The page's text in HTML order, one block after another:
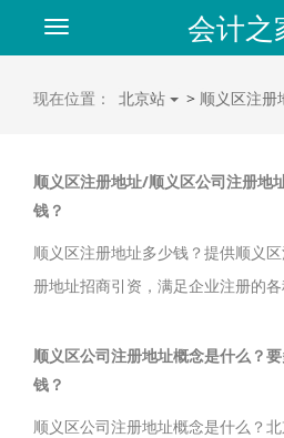
Toggle
navigation
会计之
现在位置： 北京站 > 顺义区注册
顺义区注册地址/顺义区公司注册地
钱？
顺义区注册地址多少钱？提供顺义
册地址招商引资，满足企业注册的
顺义区公司注册、财税代理, 社保代
顺义区公司注册地址概念是什么？
钱？
顺义区公司注册地址概念是什么？